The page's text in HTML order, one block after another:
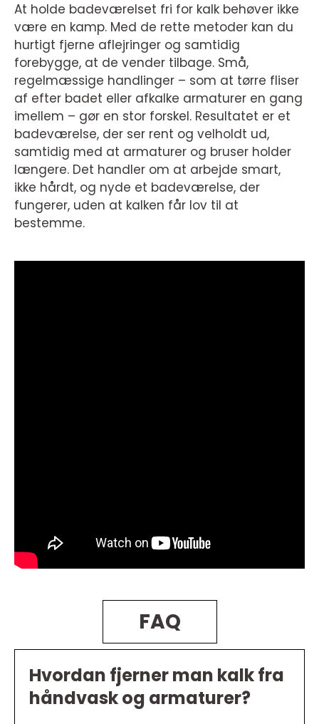
At holde badeværelset fri for kalk behøver ikke
være en kamp. Med de rette metoder kan du
hurtigt fjerne aflejringer og samtidig
forebygge, at de vender tilbage. Små,
regelmæssige handlinger – som at tørre fliser
af efter badet eller afkalke armaturer en gang
imellem – gør en stor forskel. Resultatet er et
badeværelse, der ser rent og velholdt ud,
samtidig med at armaturer og bruser holder
længere. Det handler om at arbejde smart,
ikke hårdt, og nyde et badeværelse, der
fungerer, uden at kalken får lov til at
bestemme.
FAQ
Hvordan fjerner man kalk fra
håndvask og armaturer?